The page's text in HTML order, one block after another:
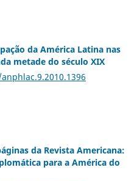
da América Latina nas
metade do século XIX
da Revista Americana:
para a América do